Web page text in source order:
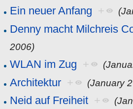
Ein neuer Anfang +
Denny macht Milchreis
2006)
WLAN im Zug +
Architektur + (January
Neid auf Freiheit +